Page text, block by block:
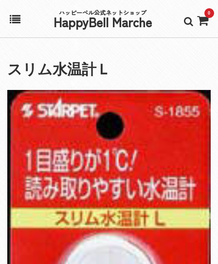
ハッピーベル公式ネットショップ
HappyBell Marche 0
アカウント
カート
スリム水温計Ｌ